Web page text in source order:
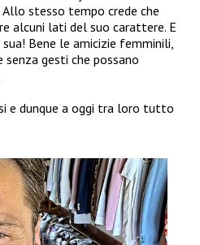
stesso tempo crede che
alcuni lati del suo carattere. E
Bene le amicizie femminili,
senza gesti che possano
e dunque a oggi tra loro tutto